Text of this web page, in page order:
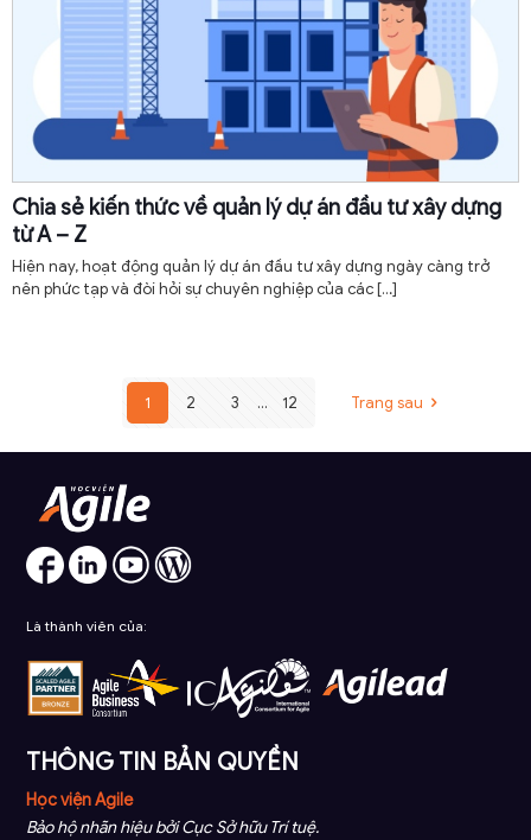
Chia sẻ kiến thức về quản lý dự án đầu tư xây dựng
từ A – Z
Hiện nay, hoạt động quản lý dự án đầu tư xây dựng ngày càng trở
nên phức tạp và đòi hỏi sự chuyên nghiệp của các[…]
1 2 3 ... 12 Trang sau
Là thành viên của:
THÔNG TIN BẢN QUYỀN
Học viện Agile
Bảo hộ nhãn hiệu bởi Cục Sở hữu Trí tuệ.